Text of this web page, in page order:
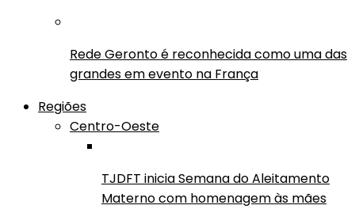
Rede Geronto é reconhecida como uma das
grandes em evento na França
Regiões
Centro-Oeste
TJDFT inicia Semana do Aleitamento
Materno com homenagem às mães